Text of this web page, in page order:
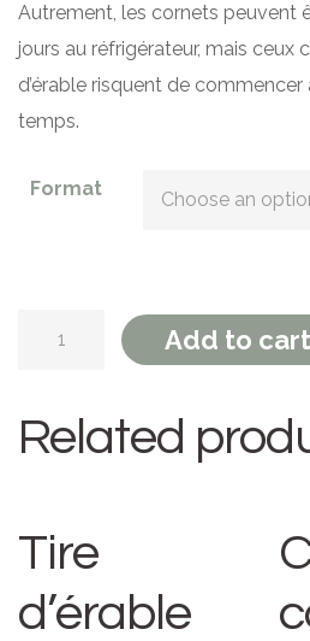
Autrement, les cornets peuvent
jours au réfrigérateur, mais ceux
d’érable risquent de
temps.
Format
Cornets de beurre d’érable
Add to cart
Related
Tire
d’érable